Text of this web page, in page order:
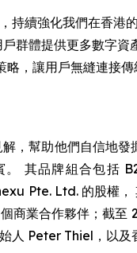
續強化我們在香港
群體提供更多數字資
，讓用戶無縫連接
，幫助他們自信地發
其品牌組合包括
Pte. Ltd. 的股權
商業合作夥伴；截至
人 Peter Thiel，以及